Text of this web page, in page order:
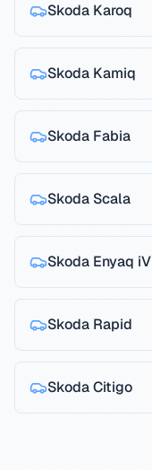
Skoda Karoq
Skoda Kamiq
Skoda Fabia
Skoda Scala
Skoda Enyaq iV
Skoda Rapid
SkodaCitigo